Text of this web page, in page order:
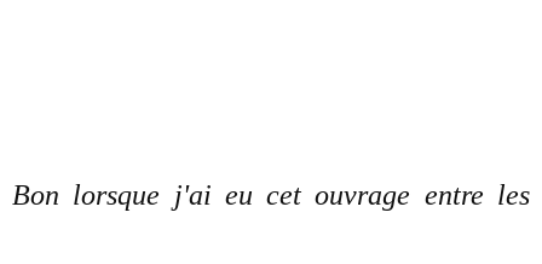
Bon lorsque j'ai eu cet ouvrage entre les